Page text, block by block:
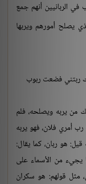
في الربانيين أنهم جمع
يصلح أمورهم ويربها
ربتني فضعت ربوب
من يربه ويصلحه، فلم
أمري فلان، فهو يربه
قيل: هو ربان، كما يقال:
من الأسماء على
مثل قولهم: هو سكران